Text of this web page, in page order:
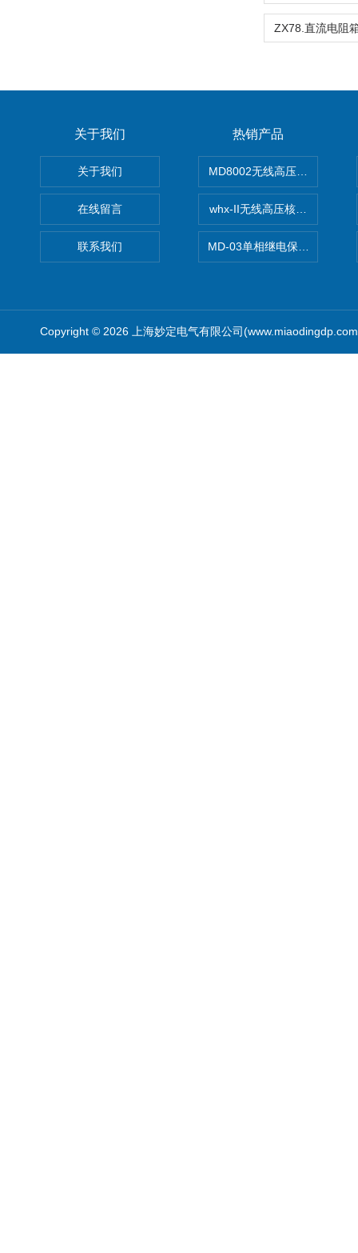
关于我们
关于我们
在线留言
联系我们
热销产品
MD8002无线高压核相仪
whx-II无线高压核相仪
MD-03单相继电保护测试仪价
Copyright © 2026 上海妙定电气有限公司